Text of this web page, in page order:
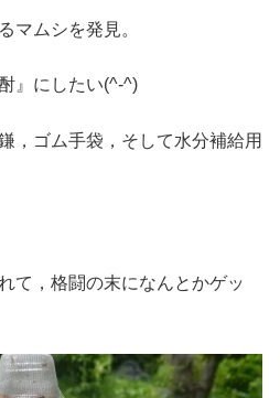
マムシを発見。
』にしたい(^-^)
，ゴム手袋，そして水分補給用
て，格闘の末になんとかゲッ